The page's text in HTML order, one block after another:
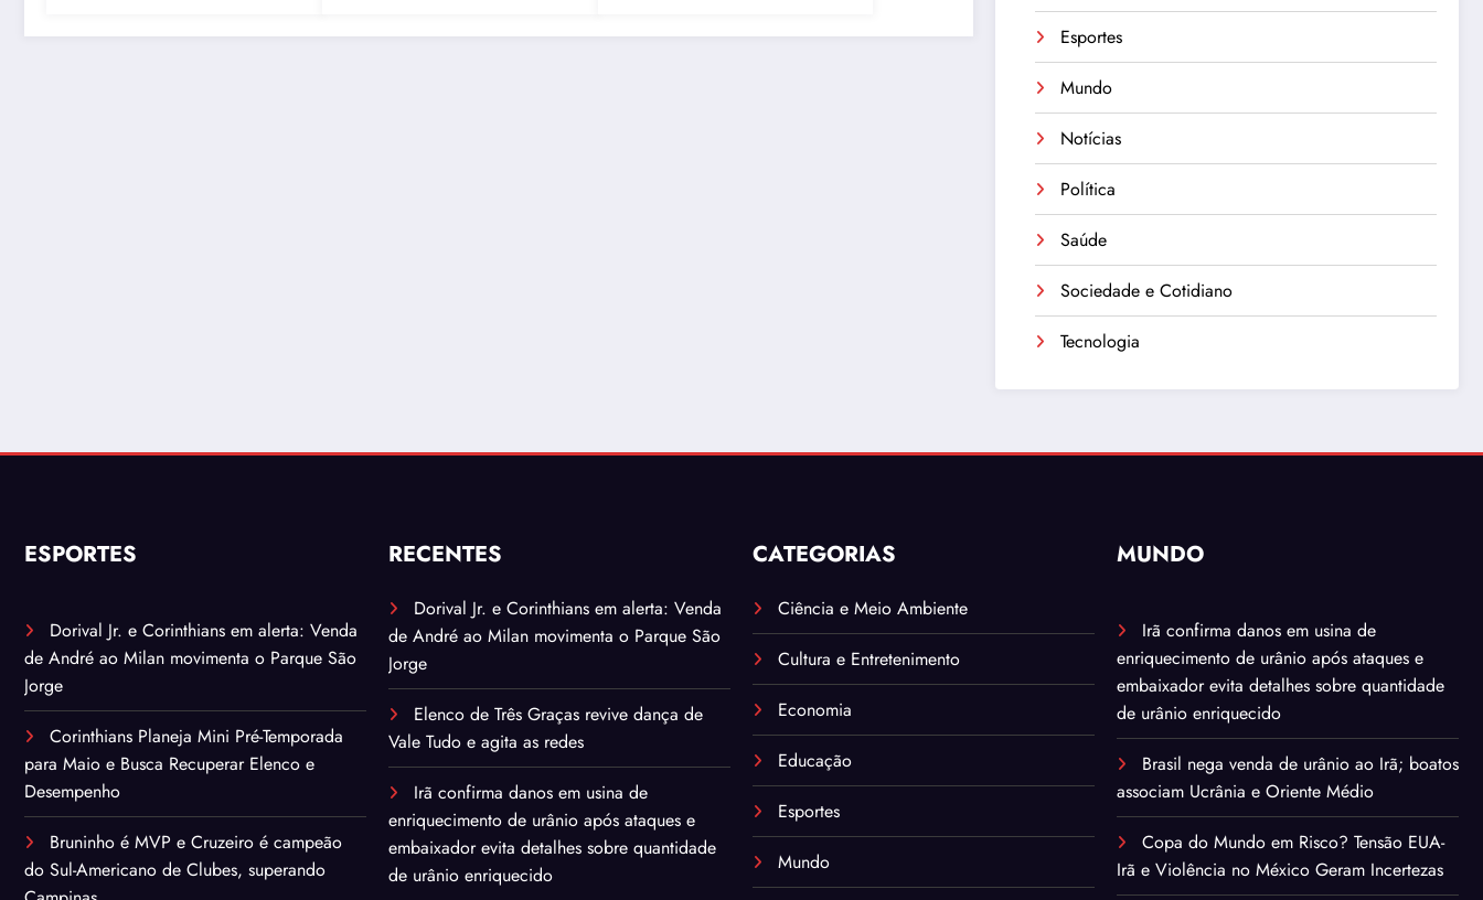
quantidade de urânio
Esportes
Mundo
Notícias
Política
Saúde
Sociedade e Cotidiano
Tecnologia
ESPORTES
Dorival Jr. e Corinthians em alerta: Venda
de André ao Milan movimenta o Parque São
Jorge
Corinthians Planeja Mini Pré-Temporada
para Maio e Busca Recuperar Elenco e
Desempenho
Bruninho é MVP e Cruzeiro é campeão
do Sul-Americano de Clubes, superando
RECENTES
Dorival Jr. e Corinthians em alerta: Venda
de André ao Milan movimenta o Parque São
Jorge
Elenco de Três Graças revive dança de
Vale Tudo e agita as redes
Irã confirma danos em usina de
enriquecimento de urânio após ataques e
embaixador evita detalhes sobre quantidade
de urânio enriquecido
CATEGORIAS
Ciência e Meio Ambiente
Cultura e Entretenimento
Economia
Educação
Esportes
Mundo
MUNDO
Irã confirma danos em usina de
enriquecimento de urânio após ataques e
embaixador evita detalhes sobre quantidade
de urânio enriquecido
Brasil nega venda de urânio ao Irã; boatos
associam Ucrânia e Oriente Médio
Copa do Mundo em Risco? Tensão EUA-
Irã e Violência no México Geram Incertezas